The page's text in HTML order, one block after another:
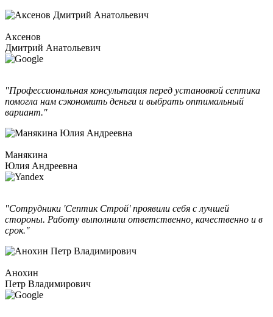
Аксенов
Дмитрий Анатольевич
"Профессиональная консультация перед установкой септика
помогла нам сэкономить деньги и выбрать оптимальный
вариант."
Манякина
Юлия Андреевна
"Сотрудники 'Септик Строй' проявили себя с лучшей
стороны. Работу выполнили ответственно, качественно и в
срок."
Анохин
Петр Владимирович